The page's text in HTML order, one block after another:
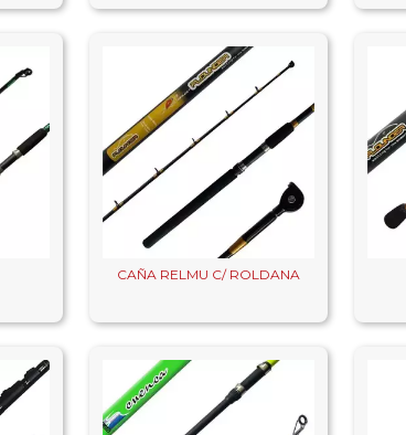
CAÑA RELMU C/ ROLDANA